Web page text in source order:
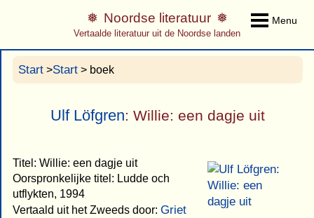
Menu
Noordse literatuur
Vertaalde literatuur uit de Noordse landen
Start >Start > boek
Ulf Löfgren: Willie: een dagje uit
Titel: Willie: een dagje uit
Oorspronkelijke titel: Ludde och
utflykten, 1994
Vertaald uit het Zweeds door: Griet